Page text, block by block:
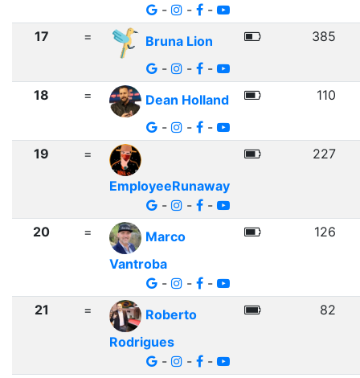
-
- -
17 =
Bruna Lion
-
- -
385
18 =
Dean Holland
-
- -
110
19
=
EmployeeRunaway
-
- -
227
20 =
Marco
Vantroba
-
- -
126
21 =
Roberto
Rodrigues
-
- -
82